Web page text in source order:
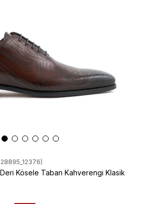
Kösele Taban Kahverengi Klasik